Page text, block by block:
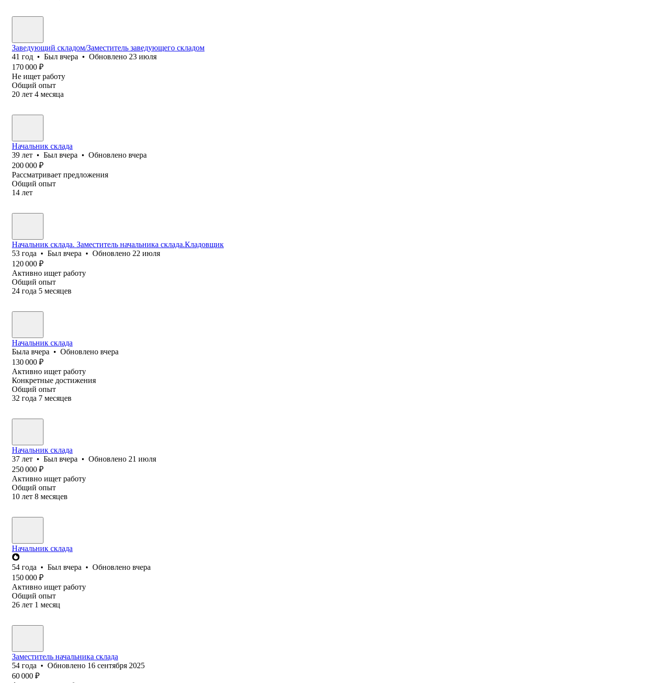
Заведующий складом/Заместитель заведующего складом
41 год • Был вчера • Обновлено 23 июля
170 000 ₽
Не ищет работу
Общий опыт
20 лет 4 месяца
Начальник склада
39 лет • Был вчера • Обновлено вчера
200 000 ₽
Рассматривает предложения
Общий опыт
14 лет
Начальник склада. Заместитель начальника склада.Кладовщик
53 года • Был вчера • Обновлено 22 июля
120 000 ₽
Активно ищет работу
Общий опыт
24 года 5 месяцев
Начальник склада
Была вчера • Обновлено вчера
130 000 ₽
Активно ищет работу
Конкретные достижения
Общий опыт
32 года 7 месяцев
Начальник склада
37 лет • Был вчера • Обновлено 21 июля
250 000 ₽
Активно ищет работу
Общий опыт
10 лет 8 месяцев
Начальник склада
54 года • Был вчера • Обновлено вчера
150 000 ₽
Активно ищет работу
Общий опыт
26 лет 1 месяц
Заместитель начальника склада
54 года • Обновлено 16 сентября 2025
60 000 ₽